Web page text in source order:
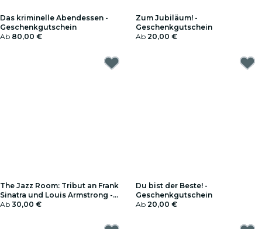
Das kriminelle Abendessen -
Geschenkgutschein
Ab 80,00 €
Zum Jubiläum! -
Geschenkgutschein
Ab 20,00 €
The Jazz Room: Tribut an Frank
Sinatra und Louis Armstrong -
Geschenkgutschein
Ab 30,00 €
Du bist der Beste! -
Geschenkgutschein
Ab 20,00 €